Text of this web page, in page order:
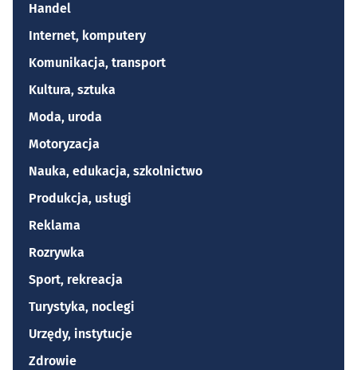
Handel
Internet, komputery
Komunikacja, transport
Kultura, sztuka
Moda, uroda
Motoryzacja
Nauka, edukacja, szkolnictwo
Produkcja, usługi
Reklama
Rozrywka
Sport, rekreacja
Turystyka, noclegi
Urzędy, instytucje
Zdrowie